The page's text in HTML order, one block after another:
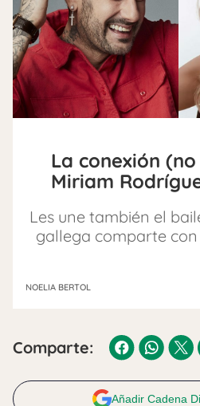
La conexión
Miriam
Les une también el
gallega comparte
NOELIA BERTOL
Comparte:
Añadir Cadena